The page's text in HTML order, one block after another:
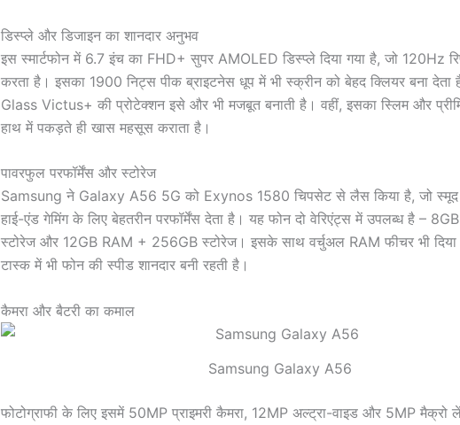
डिस्प्ले और डिजाइन का शानदार अनुभव
इस स्मार्टफोन में 6.7 इंच का FHD+ सुपर AMOLED डिस्प्ले दिया गया है, जो 120Hz
करता है। इसका 1900 निट्स पीक ब्राइटनेस धूप में भी स्क्रीन को बेहद क्लियर बना
Glass Victus+ की प्रोटेक्शन इसे और भी मजबूत बनाती है। वहीं, इसका स्लिम और
हाथ में पकड़ते ही खास महसूस कराता है।
पावरफुल परफॉर्मेंस और स्टोरेज
Samsung ने Galaxy A56 5G को Exynos 1580 चिपसेट से लैस किया है, जो स्मूद
हाई-एंड गेमिंग के लिए बेहतरीन परफॉर्मेंस देता है। यह फोन दो वेरिएंट्स में उपलब्ध है –
स्टोरेज और 12GB RAM + 256GB स्टोरेज। इसके साथ वर्चुअल RAM फीचर भी दिया
टास्क में भी फोन की स्पीड शानदार बनी रहती है।
कैमरा और बैटरी का कमाल
Samsung Galaxy A56
फोटोग्राफी के लिए इसमें 50MP प्राइमरी कैमरा, 12MP अल्ट्रा-वाइड और 5MP मैक्रो